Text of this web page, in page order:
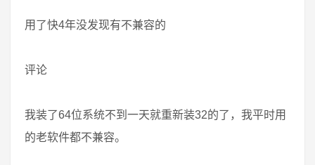
用了快4年没发现有不兼容的
评论
我装了64位系统不到一天就重新装32的了，我平时用
的老软件都不兼容。